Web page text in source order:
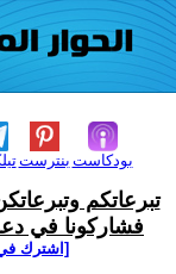
بنترست بودكاست
تبرعاتكم
فشاركونا في
[اشترك في